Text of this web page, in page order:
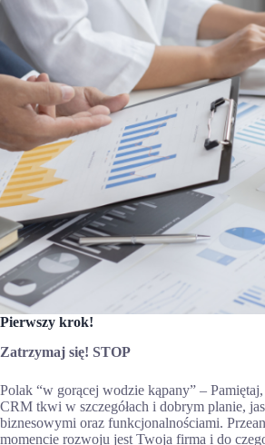
Pierwszy krok!
Zatrzymaj się! STOP
Polak “w gorącej wodzie kąpany” –
CRM tkwi w szczegółach i dobrym planie,
biznesowymi oraz funkcjonalnościami.
momencie rozwoju jest Twoja firma i do